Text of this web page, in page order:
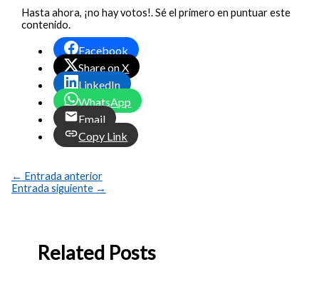
Hasta ahora, ¡no hay votos!. Sé el primero en puntuar este
contenido.
Facebook
Share on X
LinkedIn
WhatsApp
Email
Copy Link
← Entrada anterior
Entrada siguiente →
Related Posts